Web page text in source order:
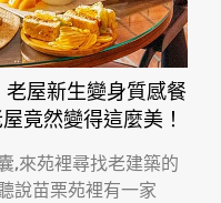
屋新生變身質感餐
竟然變得這麼美！
,來苑裡尋找老建築的
說苗栗苑裡有一家